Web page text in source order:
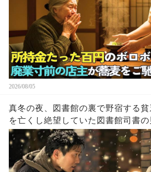
2026/08/05
真冬の夜、図書館の裏で野宿する
を亡くし絶望していた図書館司書
けた結果…